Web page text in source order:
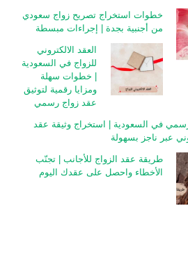
خطوات استخراج تصريح زواج سعودي
من أجنبية بجدة | إجراءات مبسطة
العقد الالكتروني
للزواج في السعودية
| خطوات سهلة
ومزايا رقمية لتوثيق
عقد زواج رسمي
في السعودية | استخراج وثيقة عقد
عبر ناجز بسهولة
طريقة عقد الزواج للأجانب | تجنّب
الأخطاء واحصل على عقدك اليوم